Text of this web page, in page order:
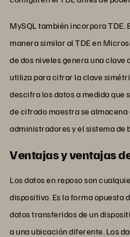
MySQL también incorpora TDE.
manera similar al TDE en
de dos niveles genera una
utiliza para cifrar la clave
descifra los datos a medida que
de cifrado maestra se almacena
administradores y el sistema de
Ventajas y ventajas
Los datos en reposo son
dispositivo. Es la forma opuesta
datos transferidos de un
a una ubicación diferente. Los